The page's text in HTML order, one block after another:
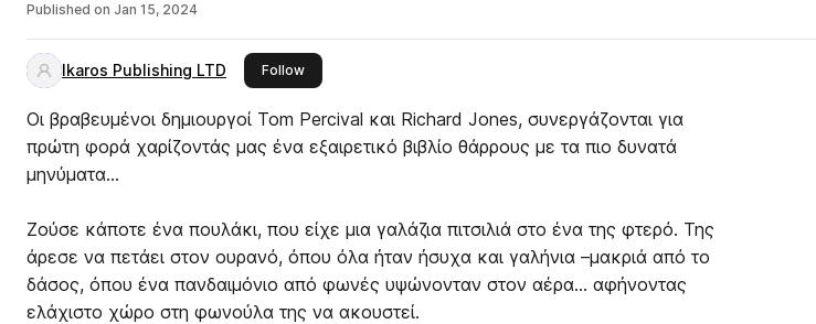
Published on Jan 15, 2024
Ikaros Publishing LTD Followthis publisher
Οι βραβευμένοι δημιουργοί Tom Percival και Richard Jones, συνεργάζονται για
πρώτη φορά χαρίζοντάς μας ένα εξαιρετικό βιβλίο θάρρους με τα πιο δυνατά
μηνύματα…
Ζούσε κάποτε ένα πουλάκι, που είχε μια γαλάζια πιτσιλιά στο ένα της φτερό. Της
άρεσε να πετάει στον ουρανό, όπου όλα ήταν ήσυχα και γαλήνια –μακριά από το
δάσος, όπου ένα πανδαιμόνιο από φωνές υψώνονταν στον αέρα… αφήνοντας
ελάχιστο χώρο στη φωνούλα της να ακουστεί.